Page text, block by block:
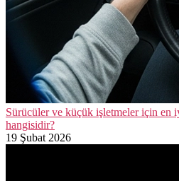
Sürücüler ve küçük işletmeler için en
hangisidir?
19 Şubat 2026